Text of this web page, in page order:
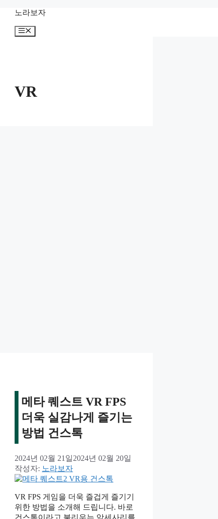
노라보자
메
VR
메타 퀘스트 VR FPS
더욱 실감나게 즐기는
방법 건스톡
2024년 02월 21일2024년 02월 20일
작성자: 노라보자
VR FPS 게임을 더욱 즐겁게 즐기기
위한 방법을 소개해 드립니다. 바로
건스톡이라고 불리우는 악세사리를